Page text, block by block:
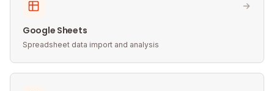
Google Sheets
Spreadsheet data import and analysis